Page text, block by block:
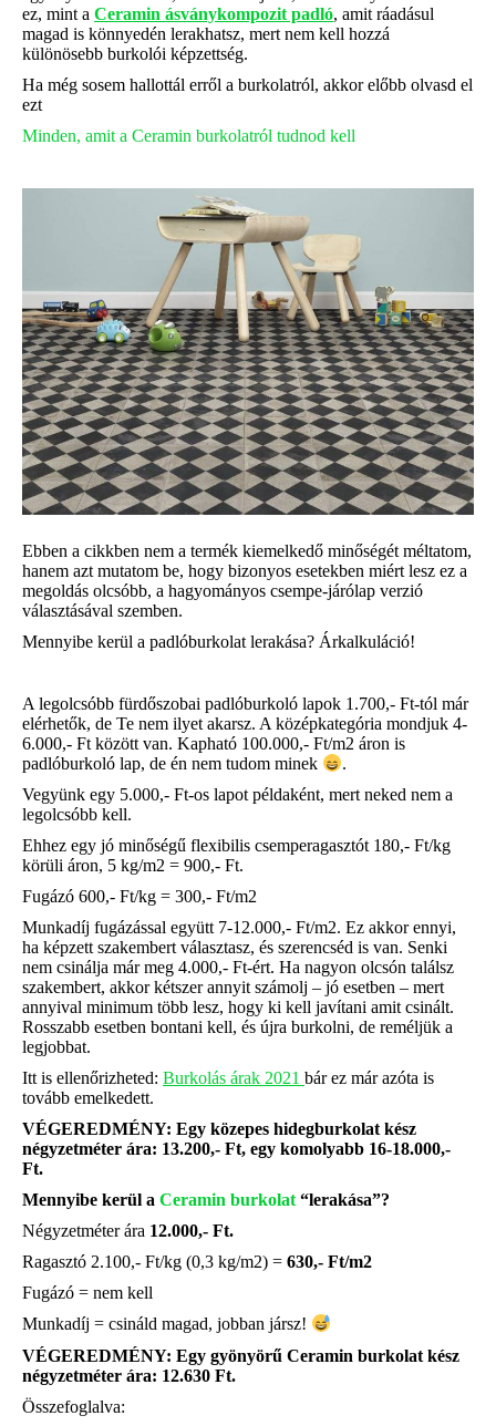
ez, mint a Ceramin ásványkompozit padló, amit ráadásul
magad is könnyedén lerakhatsz, mert nem kell hozzá
különösebb burkolói képzettség.
Ha még sosem hallottál erről a burkolatról, akkor előbb olvasd el
ezt
Minden, amit a Ceramin burkolatról tudnod kell
Ebben a cikkben nem a termék kiemelkedő minőségét méltatom,
hanem azt mutatom be, hogy bizonyos esetekben miért lesz ez a
megoldás olcsóbb, a hagyományos csempe-járólap verzió
választásával szemben.
Mennyibe kerül a padlóburkolat lerakása? Árkalkuláció!
A legolcsóbb fürdőszobai padlóburkoló lapok 1.700,- Ft-tól már
elérhetők, de Te nem ilyet akarsz. A középkategória mondjuk 4-
6.000,- Ft között van. Kapható 100.000,- Ft/m2 áron is
padlóburkoló lap, de én nem tudom minek
.
Vegyünk egy 5.000,- Ft-os lapot példaként, mert neked nem a
legolcsóbb kell.
Ehhez egy jó minőségű flexibilis csemperagasztót 180,- Ft/kg
körüli áron, 5 kg/m2 = 900,- Ft.
Fugázó 600,- Ft/kg = 300,- Ft/m2
Munkadíj fugázással együtt 7-12.000,- Ft/m2. Ez akkor ennyi,
ha képzett szakembert választasz, és szerencséd is van. Senki
nem csinálja már meg 4.000,- Ft-ért. Ha nagyon olcsón találsz
szakembert, akkor kétszer annyit számolj – jó esetben – mert
annyival minimum több lesz, hogy ki kell javítani amit csinált.
Rosszabb esetben bontani kell, és újra burkolni, de reméljük a
legjobbat.
Itt is ellenőrizheted: Burkolás árak 2021 bár ez már azóta is
tovább emelkedett.
VÉGEREDMÉNY: Egy közepes hidegburkolat kész
négyzetméter ára: 13.200,- Ft, egy komolyabb 16-18.000,-
Ft.
Mennyibe kerül a Ceramin burkolat “lerakása”?
Négyzetméter ára 12.000,- Ft.
Ragasztó 2.100,- Ft/kg (0,3 kg/m2) = 630,- Ft/m2
Fugázó = nem kell
Munkadíj = csináld magad, jobban jársz!
VÉGEREDMÉNY: Egy gyönyörű Ceramin burkolat kész
négyzetméter ára: 12.630 Ft.
Összefoglalva: